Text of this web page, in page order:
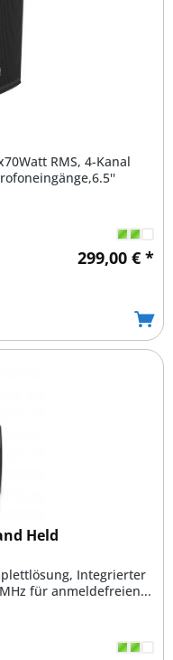
RMS, 4-Kanal
299,00 € *
Held
Integrierter
für anmeldefreien...